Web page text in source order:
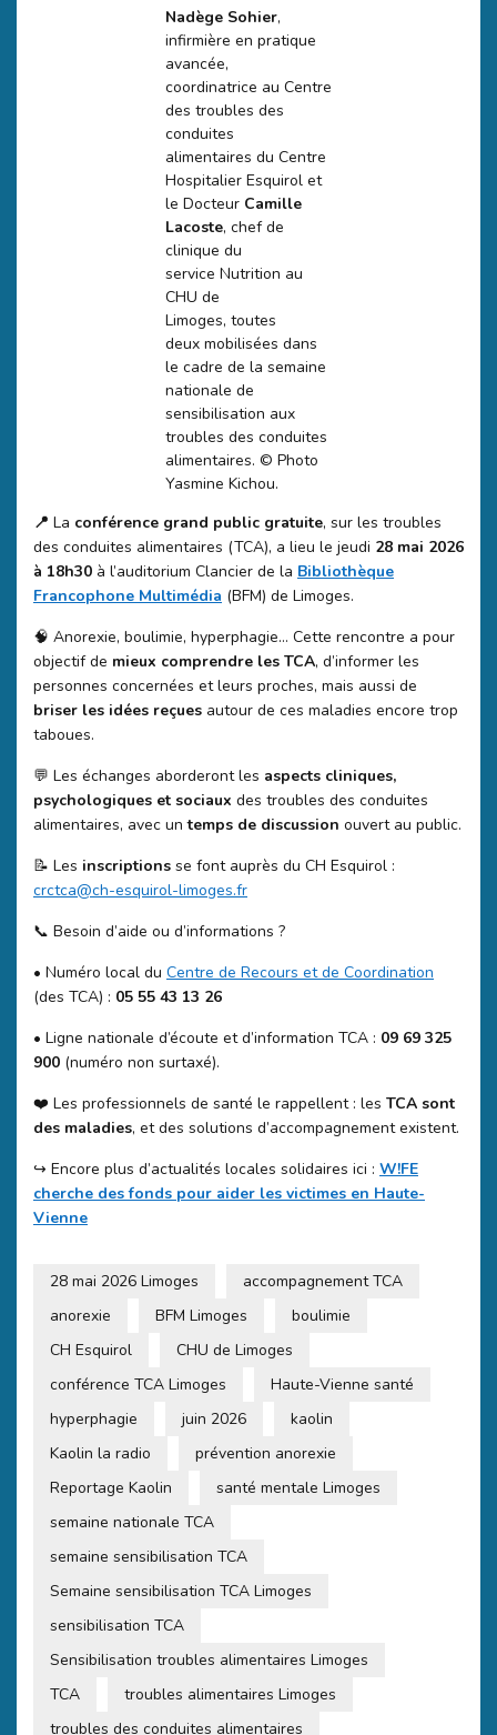
Nadège Sohier,
infirmière en pratique
avancée,
coordinatrice au Centre
des troubles des
conduites
alimentaires du Centre
Hospitalier Esquirol et
le Docteur Camille
Lacoste, chef de
clinique du
service Nutrition au
CHU de
Limoges, toutes
deux mobilisées dans
le cadre de la semaine
nationale de
sensibilisation aux
troubles des conduites
alimentaires. © Photo
Yasmine Kichou.
📍 La conférence grand public gratuite, sur les troubles
des conduites alimentaires (TCA), a lieu le jeudi 28 mai 2026
à 18h30 à l’auditorium Clancier de la Bibliothèque
Francophone Multimédia (BFM) de Limoges.
🧠 Anorexie, boulimie, hyperphagie… Cette rencontre a pour
objectif de mieux comprendre les TCA, d’informer les
personnes concernées et leurs proches, mais aussi de
briser les idées reçues autour de ces maladies encore trop
taboues.
💬 Les échanges aborderont les aspects cliniques,
psychologiques et sociaux des troubles des conduites
alimentaires, avec untemps de discussion ouvert au public.
📝 Les inscriptions se font auprès du CH Esquirol :
crctca@ch-esquirol-limoges.fr
📞 Besoin d’aide ou d’informations ?
• Numéro local du Centre de Recours et de Coordination
(des TCA) : 05 55 43 13 26
• Ligne nationale d’écoute et d’information TCA : 09 69 325
900 (numéro non surtaxé).
❤️ Les professionnels de santé le rappellent : les TCA sont
des maladies, et des solutions d’accompagnement existent.
↪️ Encore plus d’actualités locales solidaires ici : W!FE
cherche des fonds pour aider les victimes en Haute-
Vienne
28 mai 2026 Limoges
accompagnement TCA
anorexie
BFM Limoges
boulimie
CH Esquirol
CHU de Limoges
conférence TCA Limoges
Haute-Vienne santé
hyperphagie
juin 2026
kaolin
Kaolin la radio
prévention anorexie
Reportage Kaolin
santé mentale Limoges
semaine nationale TCA
semaine sensibilisation TCA
Semaine sensibilisation TCA Limoges
sensibilisation TCA
Sensibilisation troubles alimentaires Limoges
TCA
troubles alimentaires Limoges
troubles des conduites alimentaires